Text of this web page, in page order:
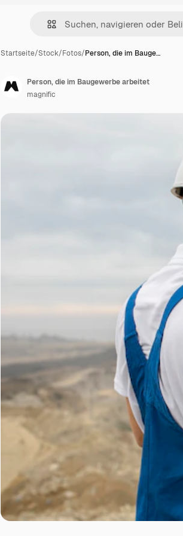
Startseite/Stock/Fotos/Person, die im Bauge…
Person, die im Baugewerbe arbeitet
magnific